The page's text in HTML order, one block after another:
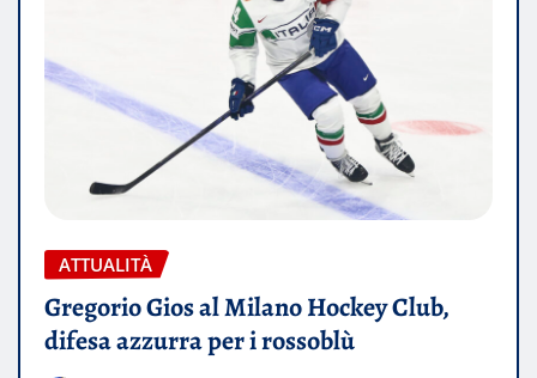
ATTUALITÀ
Gregorio Gios al Milano Hockey Club,
difesa azzurra per i rossoblù